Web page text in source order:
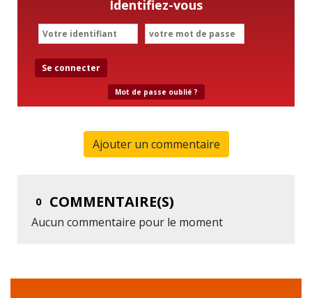
Identifiez-vous
Se connecter
Mot de passe oublié ?
Ajouter un commentaire
0 COMMENTAIRE(S)
Aucun commentaire pour le moment